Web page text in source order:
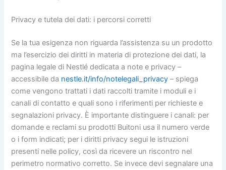
Privacy e tutela dei dati: i percorsi corretti
Se la tua esigenza non riguarda l’assistenza su un prodotto
ma l’esercizio dei diritti in materia di protezione dei dati, la
pagina legale di Nestlé dedicata a note e privacy –
accessibile da nestle.it/info/notelegali_privacy – spiega
come vengono trattati i dati raccolti tramite i moduli e i
canali di contatto e quali sono i riferimenti per richieste e
segnalazioni privacy. È importante distinguere i canali: per
domande e reclami su prodotti Buitoni usa il numero verde
o i form indicati; per i diritti privacy segui le istruzioni
presenti nelle policy, così da ricevere un riscontro nel
perimetro normativo corretto. Se invece devi segnalare una